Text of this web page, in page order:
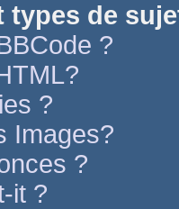
types de
?
?
Images?
?
it ?